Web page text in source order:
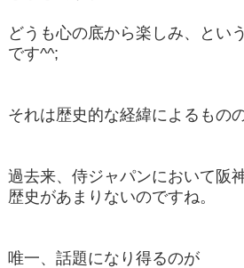
どうも心の底から楽しみ、とい
です^^;
それは歴史的な経緯によるもの
過去来、侍ジャパンにおいて阪
歴史があまりないのですね。
唯一、話題になり得るのが